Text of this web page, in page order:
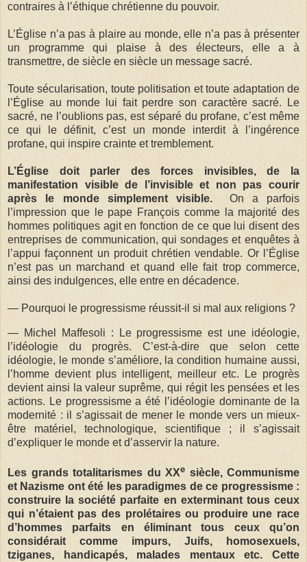
contraires à l’éthique chrétienne du pouvoir.
L’Église n’a pas à plaire au monde, elle n’a pas à présenter
un programme qui plaise à des électeurs, elle a à
transmettre, de siècle en siècle un message sacré.
Toute sécularisation, toute politisation et toute adaptation de
l’Église au monde lui fait perdre son caractère sacré. Le
sacré, ne l’oublions pas, est séparé du profane, c’est même
ce qui le définit, c’est un monde interdit à l’ingérence
profane, qui inspire crainte et tremblement.
L’Église doit parler des forces invisibles, de la
manifestation visible de l’invisible et non pas courir
après le monde simplement visible. On a parfois
l’impression que le pape François comme la majorité des
hommes politiques agit en fonction de ce que lui disent des
entreprises de communication, qui sondages et enquêtes à
l’appui façonnent un produit chrétien vendable. Or l’Église
n’est pas un marchand et quand elle fait trop commerce,
ainsi des indulgences, elle entre en décadence.
— Pourquoi le progressisme réussit-il si mal aux religions ?
— Michel Maffesoli : Le progressisme est une idéologie,
l’idéologie du progrès. C’est-à-dire que selon cette
idéologie, le monde s’améliore, la condition humaine aussi,
l’homme devient plus intelligent, meilleur etc. Le progrès
devient ainsi la valeur suprême, qui régit les pensées et les
actions. Le progressisme a été l’idéologie dominante de la
modernité : il s’agissait de mener le monde vers un mieux-
être matériel, technologique, scientifique ; il s’agissait
d’expliquer le monde et d’asservir la nature.
Les grands totalitarismes du XXe siècle, Communisme
et Nazisme ont été les paradigmes de ce progressisme :
construire la société parfaite en exterminant tous ceux
qui n’étaient pas des prolétaires ou produire une race
d’hommes parfaits en éliminant tous ceux qu’on
considérait comme impurs, Juifs, homosexuels,
tziganes, handicapés, malades mentaux etc. Cette